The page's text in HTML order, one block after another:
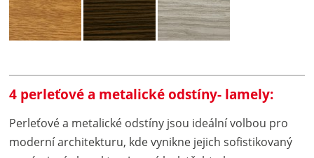
4 perleťové a metalické odstíny- lamely:
Perleťové a metalické odstíny jsou ideální volbou pro
moderní architekturu, kde vynikne jejich sofistikovaný